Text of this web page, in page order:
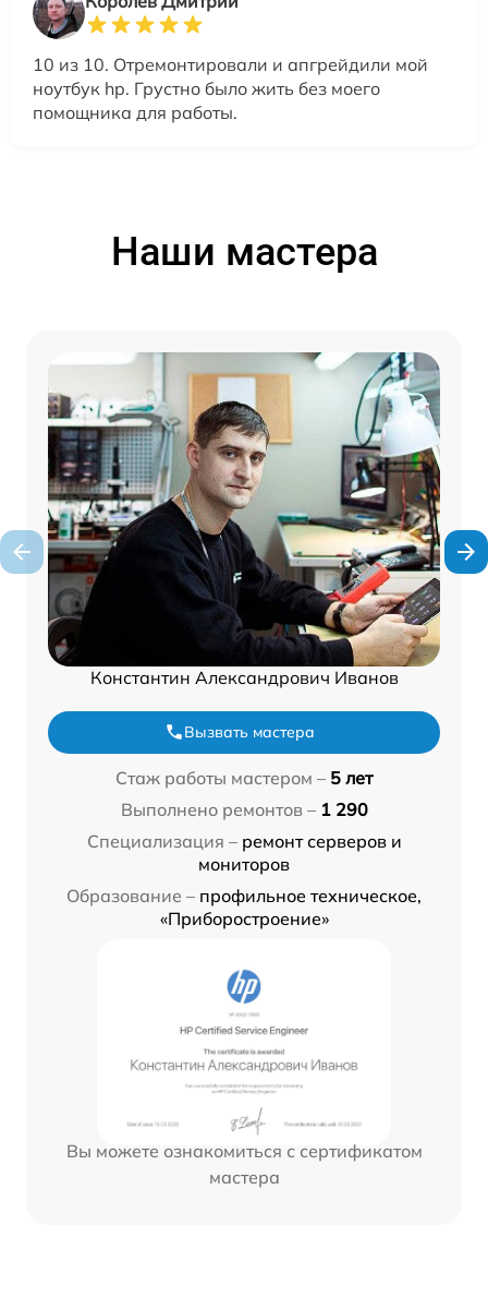
10 из 10. Отремонтировали и апгрейдили мой
ноутбук hp. Грустно было жить без моего
помощника для работы.
Наши мастера
Константин Александрович Иванов
Вызвать мастера
Стаж работы мастером – 5 лет
Выполнено ремонтов – 1 290
Специализация – ремонт серверов и
мониторов
Образование – профильное техническое,
«Приборостроение»
Вы можете ознакомиться с сертификатом
мастера